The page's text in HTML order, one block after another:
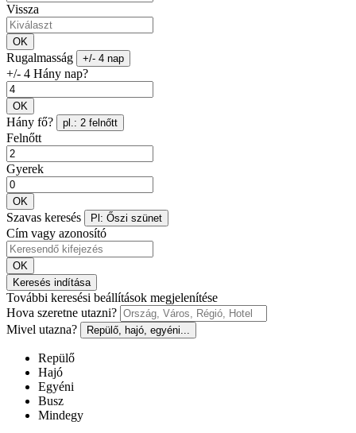
Vissza
OK
Rugalmasság +/- 4 nap
+/- 4 Hány nap?
OK
Hány fő? pl.: 2 felnőtt
Felnőtt
Gyerek
OK
Szavas keresés Pl: Őszi szünet
Cím vagy azonosító
OK
Keresés indítása
További keresési beállítások megjelenítése
Hova szeretne utazni?
Mivel utazna?
Repülő, hajó, egyéni...
Repülő
Hajó
Egyéni
Busz
Mindegy